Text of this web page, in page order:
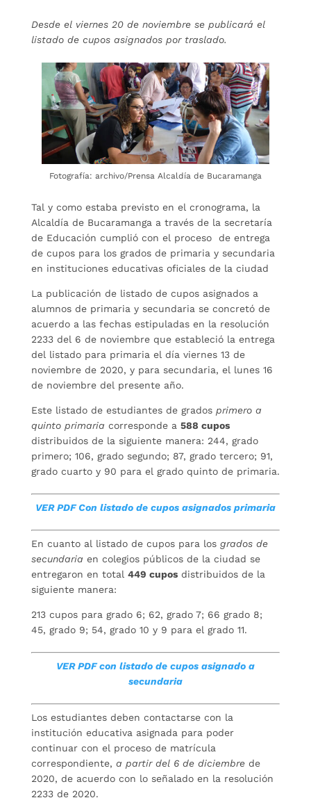
Desde el viernes 20 de noviembre se publicará el
listado de cupos asignados por traslado.
Fotografía: archivo/Prensa Alcaldía de Bucaramanga
Tal y como estaba previsto en el cronograma, la
Alcaldía de Bucaramanga a través de la secretaría
de Educación cumplió con el proceso de entrega
de cupos para los grados de primaria y secundaria
en instituciones educativas oficiales de la ciudad
La publicación de listado de cupos asignados a
alumnos de primaria y secundaria se concretó de
acuerdo a las fechas estipuladas en la resolución
2233 del 6 de noviembre que estableció la entrega
del listado para primaria el día viernes 13 de
noviembre de 2020, y para secundaria, el lunes 16
de noviembre del presente año.
Este listado de estudiantes de grados primero a
quinto primaria corresponde a 588 cupos
distribuidos de la siguiente manera: 244, grado
primero; 106, grado segundo; 87, grado tercero; 91,
grado cuarto y 90 para el grado quinto de primaria.
VER PDF Con listado de cupos asignados primaria
En cuanto al listado de cupos para los grados de
secundaria en colegios públicos de la ciudad se
entregaron en total 449 cuposdistribuidos de la
siguiente manera:
213 cupos para grado 6; 62, grado 7; 66 grado 8;
45, grado 9; 54, grado 10 y 9 para el grado 11.
VER PDF con listado de cupos asignado a
secundaria
Los estudiantes deben contactarse con la
institución educativa asignada para poder
continuar con el proceso de matrícula
correspondiente, a partir del 6 de diciembrede
2020, de acuerdo con lo señalado en la resolución
2233 de 2020.